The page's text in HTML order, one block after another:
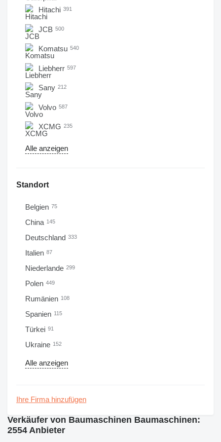
Hitachi 391
JCB 500
Komatsu 540
Liebherr 597
Sany 212
Volvo 587
XCMG 235
Alle anzeigen
Standort
Belgien 75
China 145
Deutschland 333
Italien 87
Niederlande 299
Polen 449
Rumänien 108
Spanien 115
Türkei 91
Ukraine 152
Alle anzeigen
Ihre Firma hinzufügen
Verkäufer von Baumaschinen Baumaschinen:
2554 Anbieter